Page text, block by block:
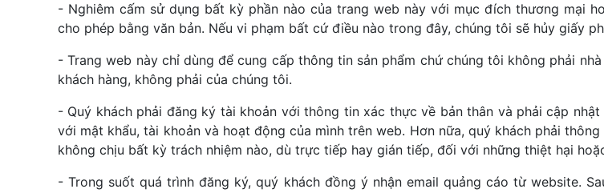
- Nghiêm cấm sử dụng bất kỳ phần nào của trang web này với mục đích thương mại
cho phép bằng văn bản. Nếu vi phạm bất cứ điều nào trong đây, chúng tôi sẽ hủy giấy
- Trang web này chỉ dùng để cung cấp thông tin sản phẩm chứ chúng tôi không phải
khách hàng, không phải của chúng tôi.
- Quý khách phải đăng ký tài khoản với thông tin xác thực về bản thân và phải cập
với mật khẩu, tài khoản và hoạt động của mình trên web. Hơn nữa, quý khách phải
không chịu bất kỳ trách nhiệm nào, dù trực tiếp hay gián tiếp, đối với những thiệt hại
- Trong suốt quá trình đăng ký, quý khách đồng ý nhận email quảng cáo từ website.